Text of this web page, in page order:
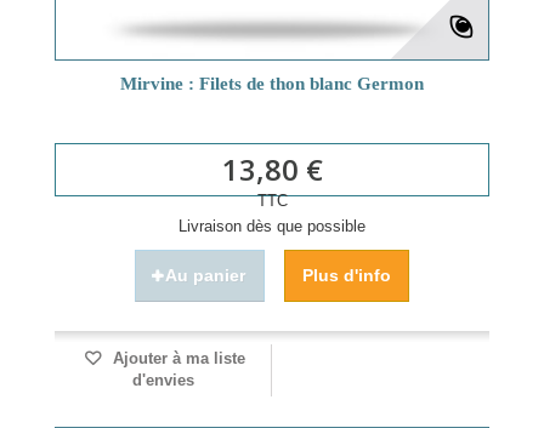
Mirvine : Filets de thon blanc Germon
13,80 €
TTC
Livraison dès que possible
Au panier Plus d'info
Ajouter à ma liste
d'envies